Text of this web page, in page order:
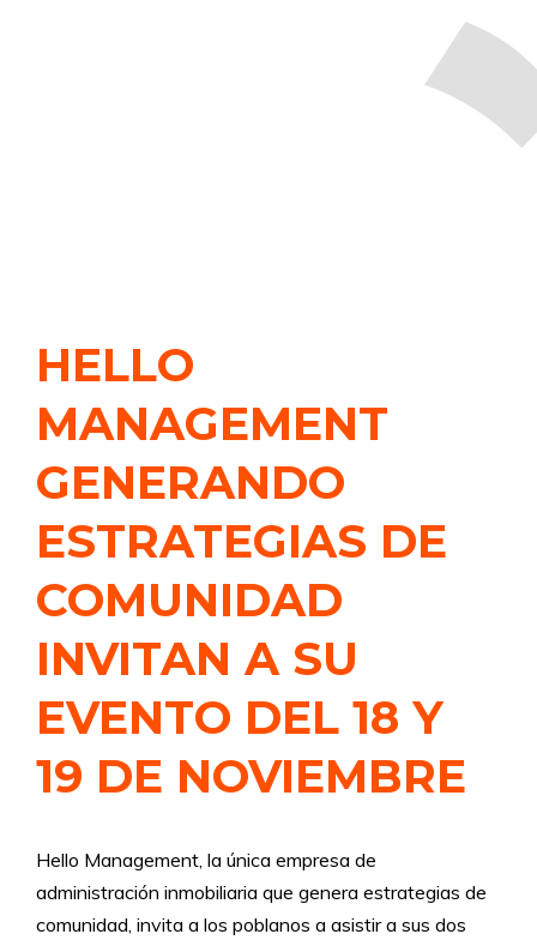
HELLO
MANAGEMENT
GENERANDO
ESTRATEGIAS DE
COMUNIDAD
INVITAN A SU
EVENTO DEL 18 Y
19 DE NOVIEMBRE
Hello Management, la única empresa de
administración inmobiliaria que genera estrategias de
comunidad, invita a los poblanos a asistir a sus dos